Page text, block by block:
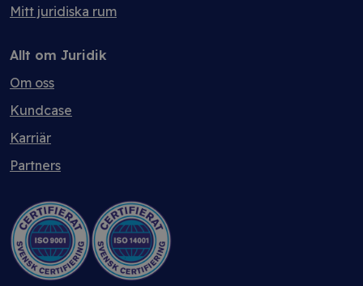
Mitt juridiska rum
Allt om Juridik
Om oss
Kundcase
Karriär
Partners